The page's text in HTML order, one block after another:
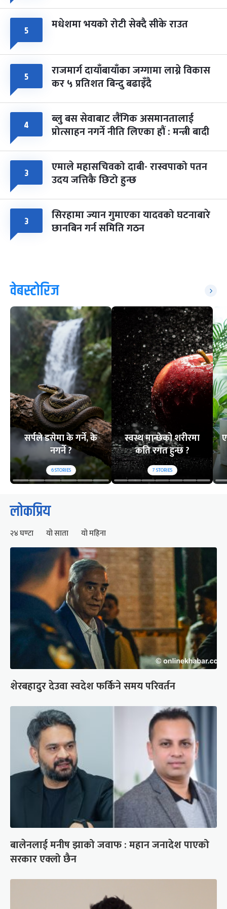
५ मधेशमा भयको रोटी सेक्दै सीके राउत
५ राजमार्ग दायाँबायाँका जग्गामा लाग्ने विकास
कर ५ प्रतिशत बिन्दु बढाइँदै
४ ब्लु बस सेवाबाट लैंगिक असमानतालाई
प्रोत्साहन नगर्ने नीति लिएका हौं : मन्त्री बादी
३ एमाले महासचिवको दाबी- रास्वपाको पतन
उदय जत्तिकै छिटो हुन्छ
३ सिरहामा ज्यान गुमाएका यादवको घटनाबारे
छानबिन गर्न समिति गठन
वेबस्टोरिज
सर्पले डसेमा के गर्ने, के
नगर्ने ?
6STORIES
स्वस्थ मान्छेको शरीरमा
कति रगत हुन्छ ?
7STORIES
लोकप्रिय
२४ घण्टा यो साता यो महिना
शेरबहादुर देउवा स्वदेश फर्किने समय परिवर्तन
बालेनलाई मनीष झाको जवाफ : महान जनादेश पाएको
सरकार एक्लो छैन